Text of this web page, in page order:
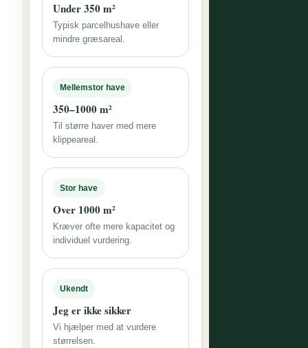
Under 350 m²
Typisk parcelhushave eller
mindre græsareal.
Mellemstor have
350–1000 m²
Til større haver med mere
klippeareal.
Stor have
Over 1000 m²
Kræver ofte mere kapacitet og
individuel vurdering.
Ukendt
Jeg er ikke sikker
Vi hjælper med at vurdere
størrelsen.